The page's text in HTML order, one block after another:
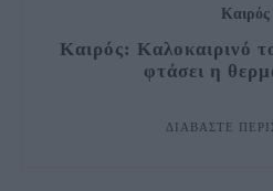
Καιρός
Καιρός: Καλοκαιρινό
φτάσει η
ΔΙΑΒΆΣΤΕ